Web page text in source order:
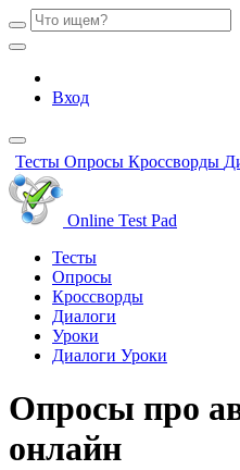
Вход
Тесты Опросы Кроссворды
Online Test Pad
Тесты
Опросы
Кроссворды
Диалоги
Уроки
Диалоги Уроки
Опросы про
онлайн